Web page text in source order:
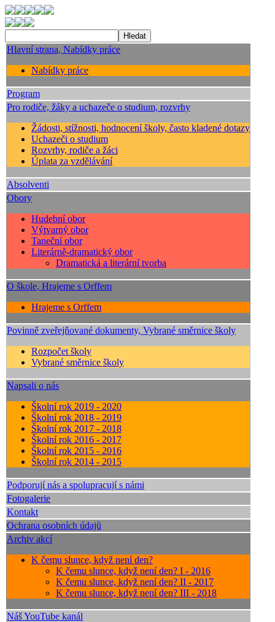
Hlavní strana, Nabídky práce
Nabídky práce
Program
Pro rodiče, žáky a uchazeče o studium, rozvrhy
Žádosti, stížnosti, hodnocení školy, často kladené dotazy
Uchazeči o studium
Rozvrhy, rodiče a žáci
Úplata za vzdělávání
Absolventi
Obory
Hudební obor
Výtvarný obor
Taneční obor
Literárně-dramatický obor
Dramatická a literární tvorba
O škole, Hrajeme s Orffem
Hrajeme s Orffem
Povinně zveřejňované dokumenty, Vybrané směrnice školy
Rozpočet školy
Vybrané směrnice školy
Napsali o nás
Školní rok 2019 - 2020
Školní rok 2018 - 2019
Školní rok 2017 - 2018
Školní rok 2016 - 2017
Školní rok 2015 - 2016
Školní rok 2014 - 2015
Podporují nás a spolupracují s námi
Fotogalerie
Kontakt
Ochrana osobních údajů
Archiv akcí
K čemu slunce, když není den?
K čemu slunce, když není den? I - 2016
K čemu slunce, když není den? II - 2017
K čemu slunce, když není den? III - 2018
Náš YouTube kanál